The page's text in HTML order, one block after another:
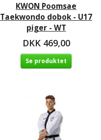
KWON Poomsae
Taekwondo dobok - U17
piger - WT
DKK 469,00
Se produktet